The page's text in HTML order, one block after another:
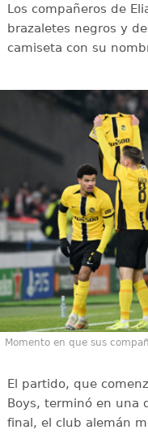
Los compañeros de
brazaletes negros y
camiseta con su
Momento en que sus
El partido, que
Boys, terminó en una
final, el club alemán